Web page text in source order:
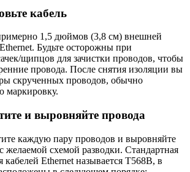
кабель
1,5 дюймов (3,8 см) внешней
Будьте осторожны при
щипцов для зачистки проводов, чтобы
провода. После снятия изоляции вы
скрученных проводов, обычно
маркировку.
и выровняйте провода
каждую пару проводов и выровняйте
желаемой схемой разводки. Стандартная
Ethernet называется T568B, в